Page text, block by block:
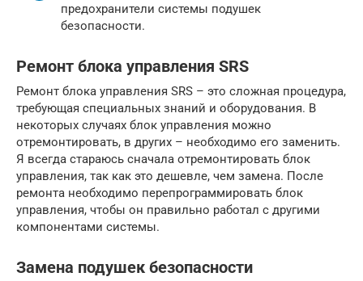
предохранители системы подушек
безопасности.
Ремонт блока управления SRS
Ремонт блока управления SRS – это сложная процедура,
требующая специальных знаний и оборудования. В
некоторых случаях блок управления можно
отремонтировать, в других – необходимо его заменить.
Я всегда стараюсь сначала отремонтировать блок
управления, так как это дешевле, чем замена. После
ремонта необходимо перепрограммировать блок
управления, чтобы он правильно работал с другими
компонентами системы.
Замена подушек безопасности